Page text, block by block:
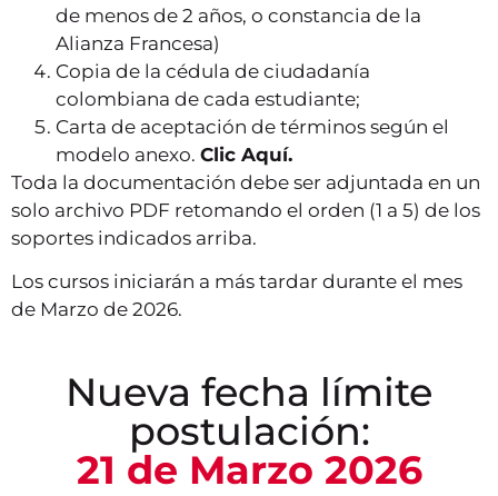
de menos de 2 años, o constancia de la
Alianza Francesa)
Copia de la cédula de ciudadanía
colombiana de cada estudiante;
Carta de aceptación de términos según el
modelo anexo. Clic Aquí.
Toda la documentación debe ser adjuntada en un
solo archivo PDF retomando el orden (1 a 5) de los
soportes indicados arriba.
Los cursos iniciarán a más tardar durante el mes
de Marzo de 2026.
Nueva fecha límite
postulación:
21 de Marzo 2026